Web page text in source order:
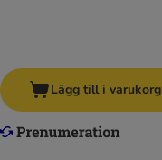
Lägg till i varukorg